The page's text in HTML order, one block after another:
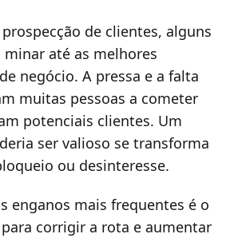
de clientes, alguns
minar até as melhores
negócio. A pressa e a falta
muitas pessoas a cometer
potenciais clientes. Um
ser valioso se transforma
ou desinteresse.
enganos mais frequentes é o
corrigir a rota e aumentar